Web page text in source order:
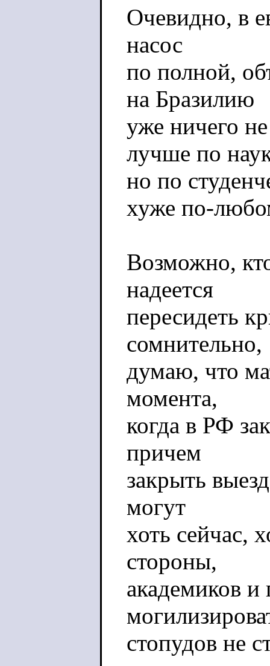
Очевидно, в
насос
по полной,
на Бразилию
уже ничего
лучше по
но по
хуже по-
Возможно,
надеется
пересидеть
сомнительно,
думаю, что
момента,
когда в РФ
причем
закрыть
могут
хоть сейчас,
стороны,
академиков
стопудов не